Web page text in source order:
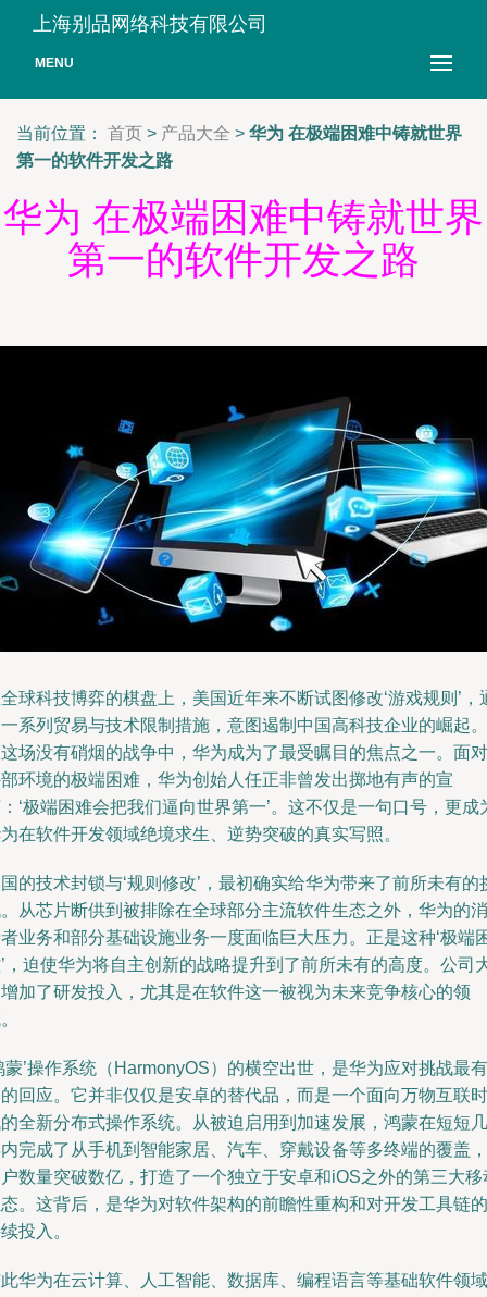
上海别品网络科技有限公司
MENU
当前位置： 首页 > 产品大全 > 华为 在极端困难中铸就世界
第一的软件开发之路
华为 在极端困难中铸就世界
第一的软件开发之路
球科技博弈的棋盘上，美国近年来不断试图修改‘游戏规则’，
系列贸易与技术限制措施，意图遏制中国高科技企业的崛起。
场没有硝烟的战争中，华为成为了最受瞩目的焦点之一。面对
环境的极端困难，华为创始人任正非曾发出掷地有声的宣
‘极端困难会把我们逼向世界第一’。这不仅是一句口号，更成
在软件开发领域绝境求生、逆势突破的真实写照。
的技术封锁与‘规则修改’，最初确实给华为带来了前所未有的
从芯片断供到被排除在全球部分主流软件生态之外，华为的消
业务和部分基础设施业务一度面临巨大压力。正是这种‘极端
，迫使华为将自主创新的战略提升到了前所未有的高度。公司
加了研发投入，尤其是在软件这一被视为未来竞争核心的领
蒙’操作系统（HarmonyOS）的横空出世，是华为应对挑战最有
回应。它并非仅仅是安卓的替代品，而是一个面向万物互联时
全新分布式操作系统。从被迫启用到加速发展，鸿蒙在短短几
完成了从手机到智能家居、汽车、穿戴设备等多终端的覆盖，
数量突破数亿，打造了一个独立于安卓和iOS之外的第三大移
。这背后，是华为对软件架构的前瞻性重构和对开发工具链的
投入。
华为在云计算、人工智能、数据库、编程语言等基础软件领域